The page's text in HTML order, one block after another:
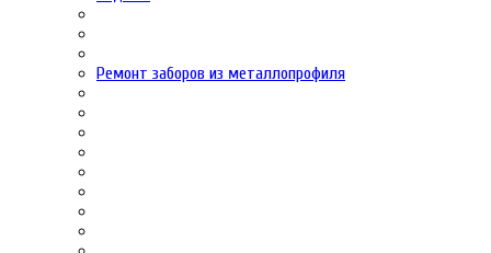
Ремонт заборов из металлопрофиля